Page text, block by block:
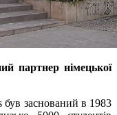
партнер німецької
заснований в 1983